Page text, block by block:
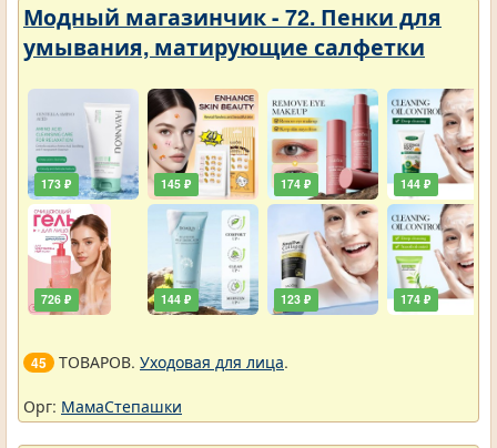
Модный магазинчик - 72. Пенки для
умывания, матирующие салфетки
173 ₽
726 ₽
145 ₽
144 ₽
174 ₽
123 ₽
144 ₽
174 ₽
45 ТОВАРОВ. Уходовая для лица.
Орг: МамаСтепашки